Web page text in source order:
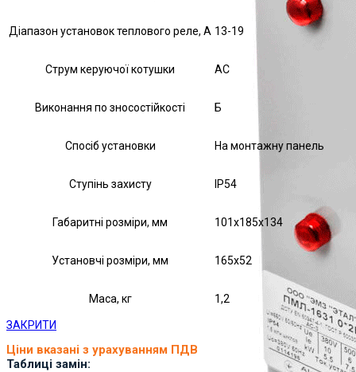
Діапазон установок теплового реле, А 13-19
Струм керуючої котушки АС
Виконання по зносостійкості Б
Спосіб установки На монтажну панель
Ступінь захисту IP54
Габаритні розміри, мм 101х185х134
Установчі розміри, мм 165х52
Маса, кг 1,2
ЗАКРИТИ
Ціни вказані з урахуванням ПДВ
Таблиці замін: